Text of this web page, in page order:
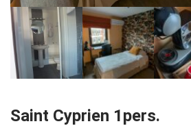
Saint Cyprien 1pers.